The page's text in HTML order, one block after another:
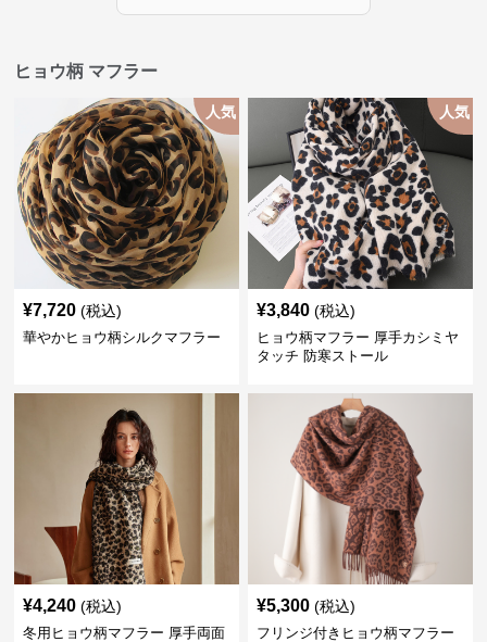
ヒョウ柄 マフラー
人気
¥7,720 (税込)
華やかヒョウ柄シルクマフラー
人気
¥3,840 (税込)
ヒョウ柄マフラー 厚手カシミヤ
タッチ 防寒ストール
¥4,240 (税込)
冬用ヒョウ柄マフラー 厚手両面
¥5,300 (税込)
フリンジ付きヒョウ柄マフラー